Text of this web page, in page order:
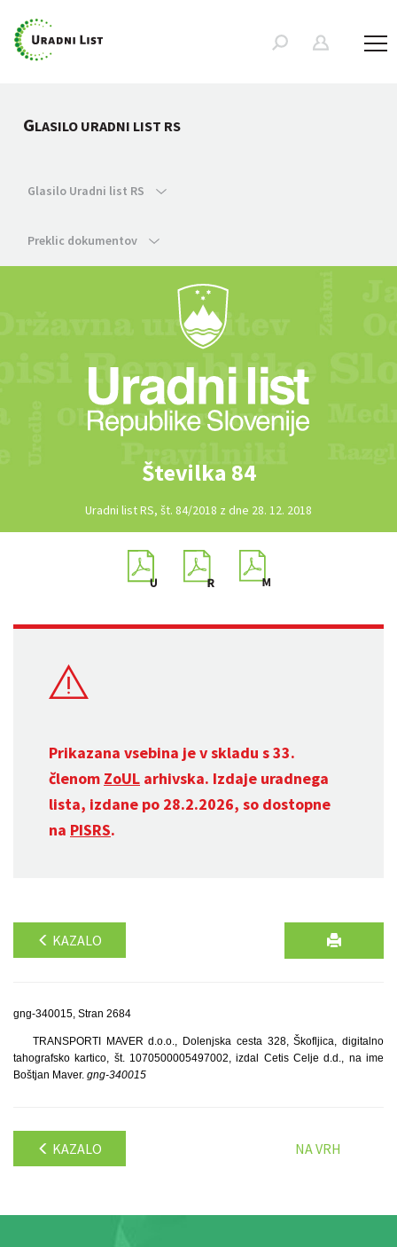
GLASILO URADNI LIST RS
Glasilo Uradni list RS
Preklic dokumentov
Številka 84
Uradni list RS, št. 84/2018 z dne 28. 12. 2018
Prikazana vsebina je v skladu s 33.
členom ZoUL arhivska. Izdaje uradnega
lista, izdane po 28.2.2026, so dostopne
na PISRS.
KAZALO
gng-340015, Stran 2684
TRANSPORTI MAVER d.o.o., Dolenjska cesta 328, Škofljica, digitalno
tahografsko kartico, št. 1070500005497002, izdal Cetis Celje d.d., na ime
Boštjan Maver. gng-340015
KAZALO NA VRH